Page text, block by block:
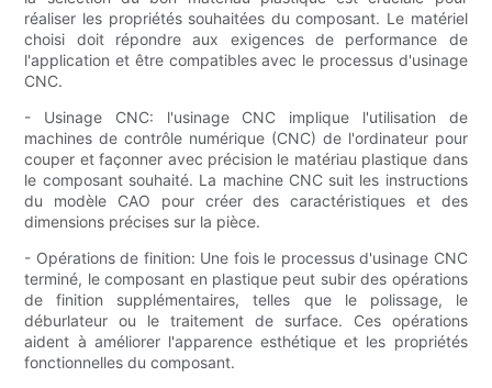
réaliser les propriétés souhaitées du composant. Le matériel
choisi doit répondre aux exigences de performance de
l'application et être compatibles avec le processus d'usinage
CNC.
- Usinage CNC: l'usinage CNC implique l'utilisation de
machines de contrôle numérique (CNC) de l'ordinateur pour
couper et façonner avec précision le matériau plastique dans
le composant souhaité. La machine CNC suit les instructions
du modèle CAO pour créer des caractéristiques et des
dimensions précises sur la pièce.
- Opérations de finition: Une fois le processus d'usinage CNC
terminé, le composant en plastique peut subir des opérations
de finition supplémentaires, telles que le polissage, le
déburlateur ou le traitement de surface. Ces opérations
aident à améliorer l'apparence esthétique et les propriétés
fonctionnelles du composant.